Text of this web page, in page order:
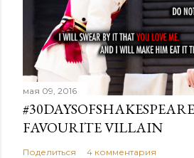
мая 09, 2016
FAVOURITE VILLAIN
Поделиться 4 комментария